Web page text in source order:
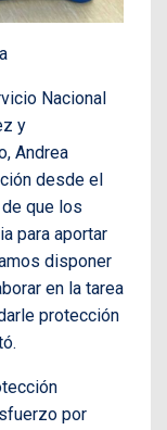
Nacional
y
Andrea
desde el
que los
para aportar
disponer
en la tarea
protección
por